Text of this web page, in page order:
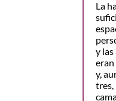
La
y
eran
y,
tres,